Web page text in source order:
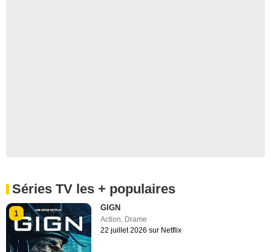
Séries TV les + populaires
1
GIGN
Action, Drame
22 juillet 2026 sur Netflix